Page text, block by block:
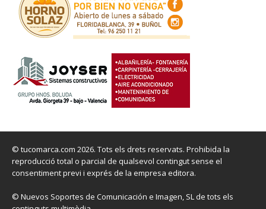
© tucomarca.com 2026. Tots els drets reservats. Prohibida la
reproducció total o parcial de qualsevol contingut sense el
consentiment previ i exprés de la empresa editora.
© Nuevos Soportes de Comunicación e Imagen, SL de tots els